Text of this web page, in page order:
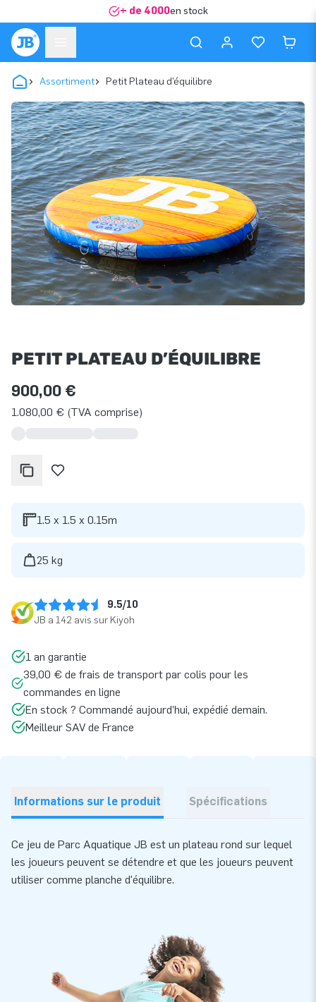
+ de 4000en stock
Assortiment Petit Plateau d’équilibre
PETIT PLATEAU D’ÉQUILIBRE
900,00 €
1.080,00 € (TVA comprise)
1.5 x 1.5 x 0.15m
25 kg
9.5/10
JB a 142 avis sur Kiyoh
1 an garantie
39,00 € de frais de transport par colis pour les
commandes en ligne
En stock ? Commandé aujourd’hui, expédié demain.
Meilleur SAV de France
Informations sur le produit Spécifications
Ce jeu de Parc Aquatique JB est un plateau rond sur lequel
les joueurs peuvent se détendre et que les joueurs peuvent
utiliser comme planche d'équilibre.